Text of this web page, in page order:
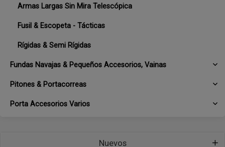
Armas Largas Sin Mira Telescópica
Fusil & Escopeta - Tácticas
Rígidas & Semi Rígidas
Fundas Navajas & Pequeños Accesorios, Vainas
Pitones & Portacorreas
Porta Accesorios Varios
Nuevos